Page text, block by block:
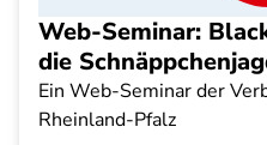
Web-Seminar:
die
Ein Web-Seminar der
Rheinland-Pfalz